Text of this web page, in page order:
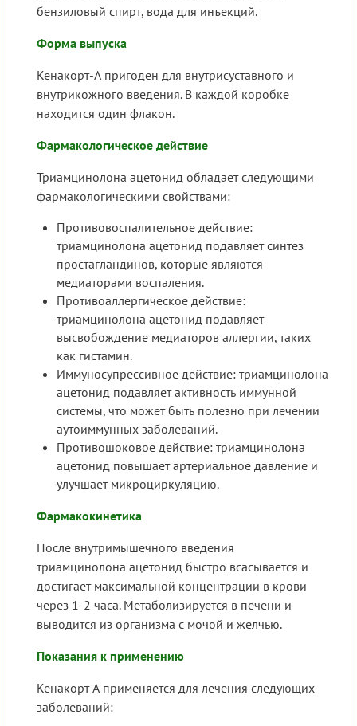
бензиловый спирт, вода для инъекций.
Форма выпуска
Кенакорт-А пригоден для внутрисуставного и
внутрикожного введения. В каждой коробке
находится один флакон.
Фармакологическое действие
Триамцинолона ацетонид обладает следующими
фармакологическими свойствами:
Противовоспалительное действие:
триамцинолона ацетонид подавляет синтез
простагландинов, которые являются
медиаторами воспаления.
Противоаллергическое действие:
триамцинолона ацетонид подавляет
высвобождение медиаторов аллергии, таких
как гистамин.
Иммуносупрессивное действие: триамцинолона
ацетонид подавляет активность иммунной
системы, что может быть полезно при лечении
аутоиммунных заболеваний.
Противошоковое действие: триамцинолона
ацетонид повышает артериальное давление и
улучшает микроциркуляцию.
Фармакокинетика
После внутримышечного введения
триамцинолона ацетонид быстро всасывается и
достигает максимальной концентрации в крови
через 1-2 часа. Метаболизируется в печени и
выводится из организма с мочой и желчью.
Показания к применению
Кенакорт А применяется для лечения следующих
заболеваний: